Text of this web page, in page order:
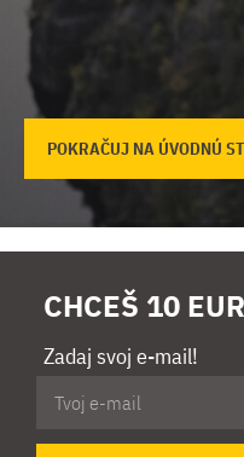
POKRAČUJ NA ÚVODNÚ
CHCEŠ 10
Zadaj svoj e-mail!